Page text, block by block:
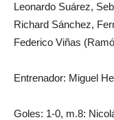
Leonardo Suárez,
Richard Sánchez,
Federico Viñas
Entrenador: Miguel
Goles: 1-0, m.8: